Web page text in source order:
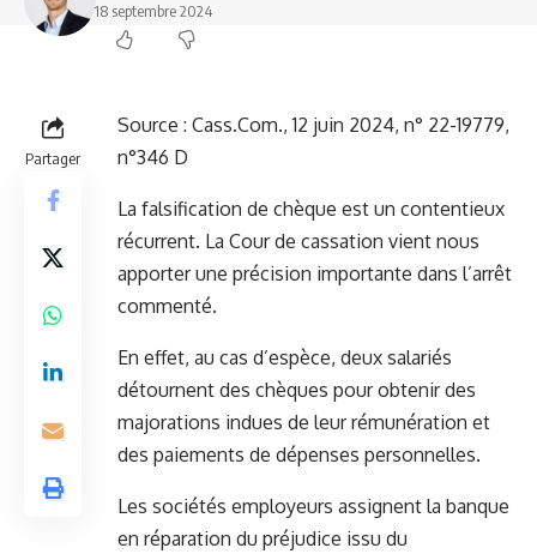
18 septembre 2024
Partager
Source : Cass.Com., 12 juin 2024, n° 22-19779,
n°346 D
La falsification de chèque est un contentieux
récurrent. La Cour de cassation vient nous
apporter une précision importante dans l’arrêt
commenté.
En effet, au cas d’espèce, deux salariés
détournent des chèques pour obtenir des
majorations indues de leur rémunération et
des paiements de dépenses personnelles.
Les sociétés employeurs assignent la banque
en réparation du préjudice issu du